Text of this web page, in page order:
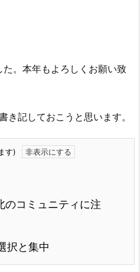
た。本年もよろしくお願い致
記しておこうと思います。
す)
のコミュニティに注
択と集中